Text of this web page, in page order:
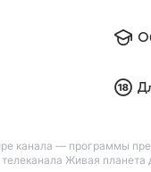
канала — программы
Живая планета